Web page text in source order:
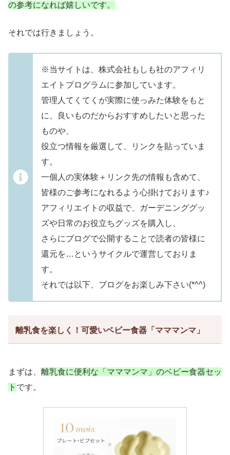
の参考になれば嬉しいです。
それでは行きましょう。
※当サイトは、株式会社もしも社のアフィリ
エイトプログラムに参加しています。
管理人てくてくが実際に使っみた体験をもと
に、良いものだからおすすめしたいと思った
ものや、
役立つ情報を厳選して、リンクを貼っていま
す。
一個人の実体験＋リンク先の情報も含めて、
皆様のご参考になれるよう心掛けております♪
アフィリエイトの収益で、ガーデニンググッ
ズや日常のお役立ちグッズを購入し、
さらにブログで公開することで読者の皆様に
還元を…というサイクルで運営しておりま
す。
それでは以下、ブログをお楽しみ下さい(*^^)
離乳食を楽しく！可愛いベビー食器「マママンマ」
まずは、 離乳食に便利な「マママンマ」のベビー食器セッ
ト です。